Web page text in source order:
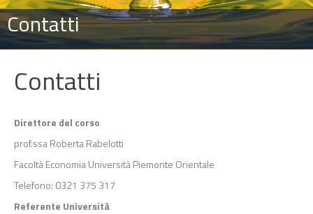
Contatti
Contatti
Direttore del corso
prof.ssa Roberta Rabelotti
Facoltà Economia Università Piemonte Orientale
Telefono: 0321 375 317
Referente Università